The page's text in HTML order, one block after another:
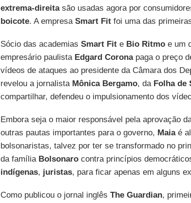
extrema-direitasão usadas agora por
boicote. A empresa Smart Fitfoi uma das
Sócio das academias Smart Fite Bio Ritmoe um
empresário paulista Edgard Coronapaga o preço
vídeos de ataques ao presidente da Câmara dos
revelou a jornalista Mônica Bergamo, da Folha de
compartilhar, defendeu o impulsionamento dos
Embora seja o maior responsável pela aprovação
outras pautas importantes para o governo, Maiaé
bolsonaristas, talvez por ter se transformado no
da família Bolsonarocontra princípios
indígenas, juristas, para ficar apenas em alguns
Como publicou o jornal inglês The Guardian,